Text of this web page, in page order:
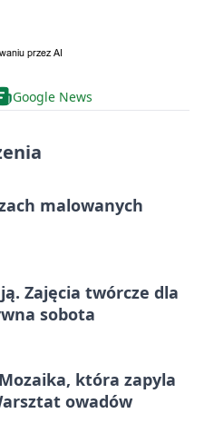
Google News
malowanych
Zajęcia twórcze dla
sobota
Mozaika, która zapyla
owadów